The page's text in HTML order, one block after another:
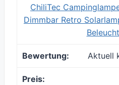
ChiliTec
Dimmbar Retro
Aktuell